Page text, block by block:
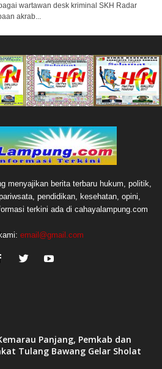
wartawan desk kriminal SKH Radar
akrab...
menyajikan berita terbaru hukum, politik,
pendidikan, kesehatan, opini,
terkini ada di cahayalampung.com
email@gmail.com
Panjang, Pemkab dan
Tulang Bawang Gelar Sholat